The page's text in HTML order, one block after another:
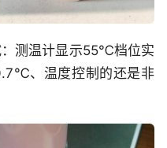
测温计显示55℃档位实
、温度控制的还是非